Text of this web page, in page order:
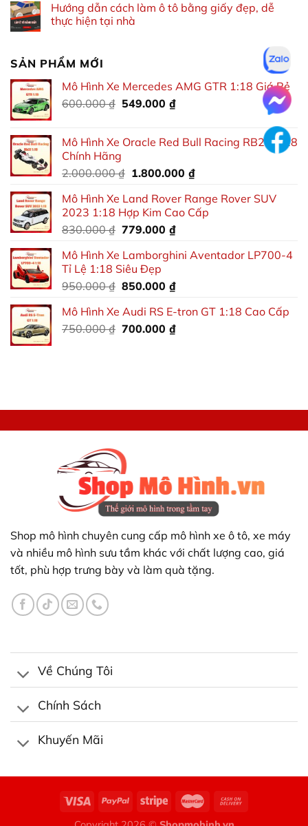
Hướng dẫn cách làm ô tô bằng giấy đẹp, dễ
thực hiện tại nhà
SẢN PHẨM MỚI
Mô Hình Xe Mercedes AMG GTR 1:18 Giá Rẻ
600.000₫ Giá
600.000 ₫.
549.000 ₫Giá
là:
Mô Hình Xe Oracle Red Bull Racing RB21 1:18
Chính Hãng
2.000.000₫ Giá
là:
2.000.000 ₫.
1.800.000 ₫Giá
tại
là:
Mô Hình Xe Land Rover Range Rover SUV
2023 1:18 Hợp Kim Cao Cấp
830.000₫ Giá
là:
830.000 ₫.
779.000 ₫Giá
tại
779.000 ₫.
Mô Hình Xe Lamborghini Aventador LP700-4
Tỉ Lệ 1:18 Siêu Đẹp
950.000₫ Giá
là:
950.000 ₫.
850.000 ₫Giá
tại
là:
Mô Hình Xe Audi RS E-tron GT 1:18 Cao Cấp
750.000₫ Giá
700.000 ₫Giá
Shop mô hình chuyên cung cấp mô hình xe ô tô, xe máy
và nhiều mô hình sưu tầm khác với chất lượng cao, giá
tốt, phù hợp trưng bày và làm quà tặng.
Về Chúng Tôi
Chính Sách
Khuyến Mãi